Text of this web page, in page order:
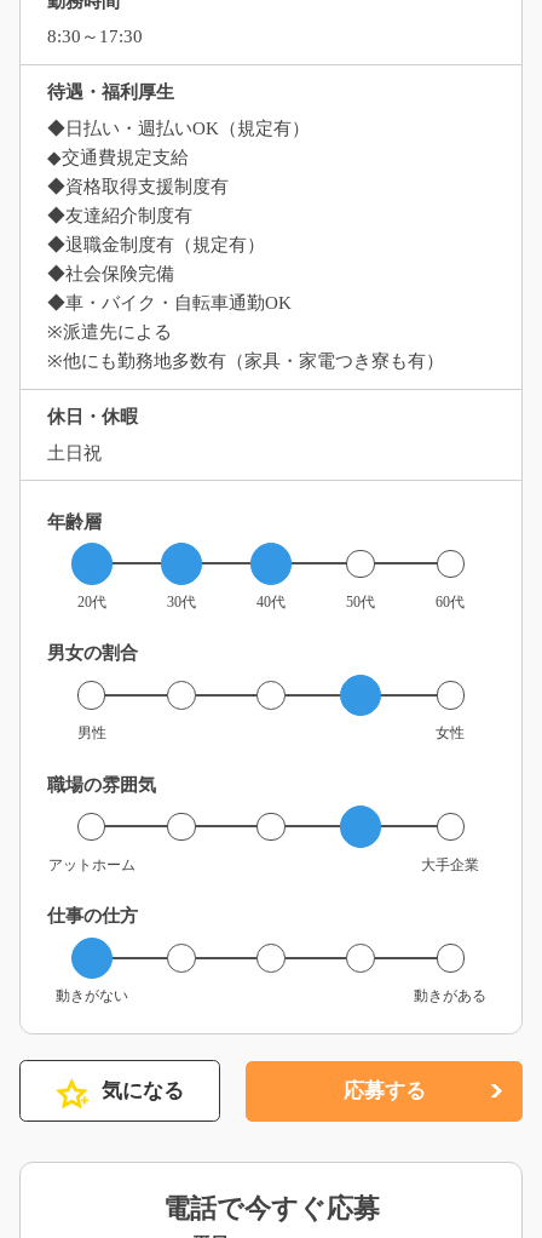
8:30～17:30
待遇・福利厚生
◆日払い・週払いOK（規定有）
◆交通費規定支給
◆資格取得支援制度有
◆友達紹介制度有
◆退職金制度有（規定有）
◆社会保険完備
◆車・バイク・自転車通勤OK
※派遣先による
※他にも勤務地多数有（家具・家電つき寮も有）
休日・休暇
土日祝
年齢層
20代 30代 40代 50代 60代
男女の割合
男性 女性
職場の雰囲気
アットホーム 大手企業
仕事の仕方
動きがない 動きがある
気になる 応募する
電話で今すぐ応募